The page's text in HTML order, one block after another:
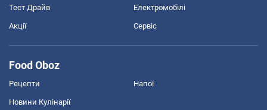
Тест Драйв Електромобілі
Акції Сервіс
Food Oboz
Рецепти Напої
Новини Кулінарії